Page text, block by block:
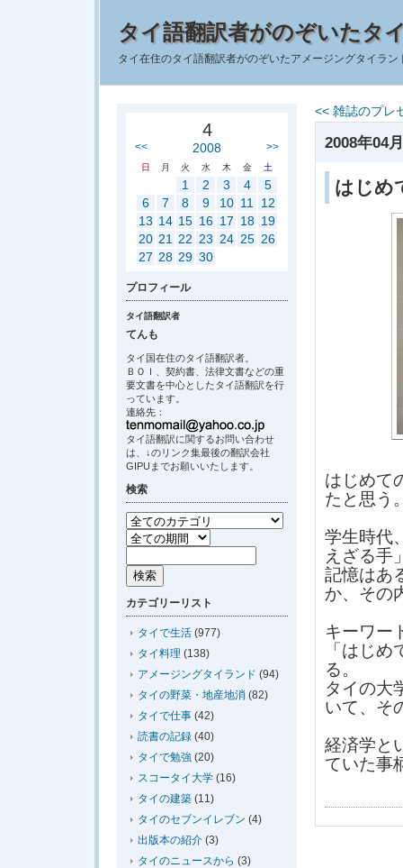
タイ語翻訳者がのぞいたタ
タイ在住のタイ語翻訳者がのぞいたアメージングタイラ
<< 雑誌のプレ
2008年04
はじめ
はじめて
たと思う
学生時代
えざる手
記憶はあ
か、その
キーワー
「はじ
る。
タイの大
いて、そ
経済学と
ていた事
4
<< 2008 >>
日 月 火 水 木 金 土
1 2 3 4
5
6
7 8 9 10 11
12
13 14 15 16 17 18 19
20 21 22 23 24 25 26
27 28 29 30
プロフィール
タイ語翻訳者
てんも
タイ国在住のタイ語翻訳者。
ＢＯＩ、契約書、法律文書などの重
要文書を中心としたタイ語翻訳を行
っています。
連絡先：
タイ語翻訳に関するお問い合わせ
は、↓のリンク集最後の翻訳会社
GIPUまでお願いいたします。
検索
カテゴリーリスト
タイで生活 (977)
タイ料理 (138)
アメージングタイランド (94)
タイの野菜・地産地消 (82)
タイで仕事 (42)
読書の記録 (40)
タイで勉強 (20)
スコータイ大学 (16)
タイの建築 (11)
タイのセブンイレブン (4)
出版本の紹介 (3)
タイのニュースから (3)